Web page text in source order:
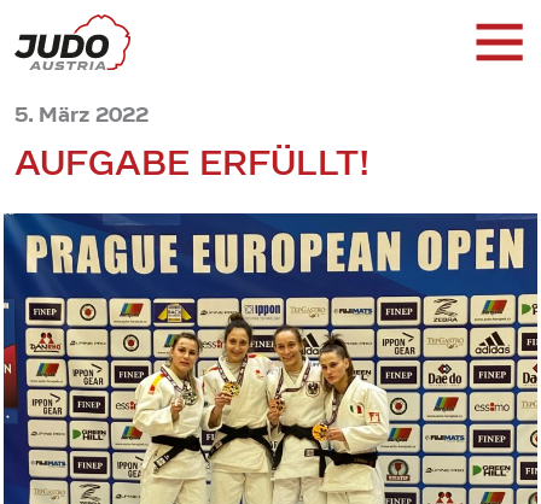
5. März 2022
AUFGABE ERFÜLLT!